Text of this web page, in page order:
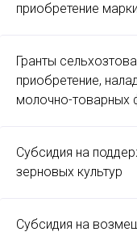
приобретение
Гранты
приобретение,
молочно-товарных
Субсидия на
зерновых культур
Субсидия на